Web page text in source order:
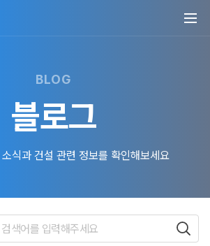
BLOG
블로그
식과 건설 관련 정보를 확인해보세요